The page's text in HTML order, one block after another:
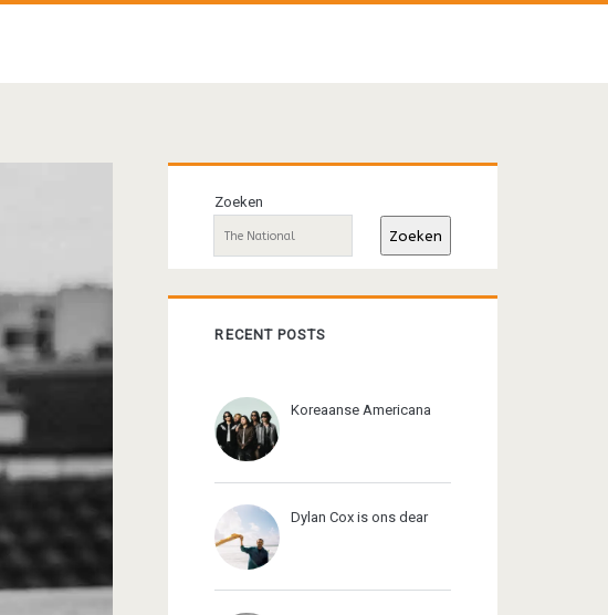
Primaire
sidebar
Zoeken
Zoeken
RECENT POSTS
Koreaanse Americana
Dylan Cox is ons dear